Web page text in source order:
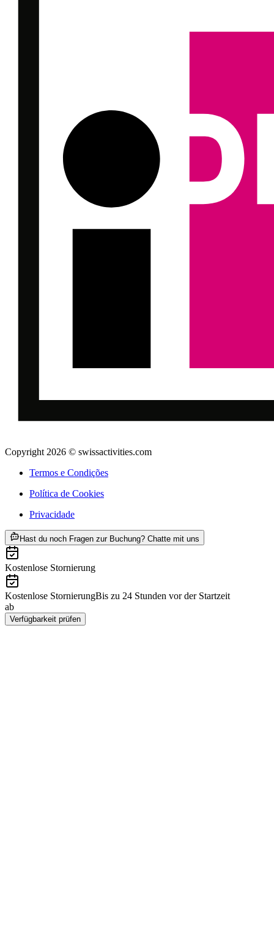
Copyright 2026 © swissactivities.com
Termos e Condições
Política de Cookies
Privacidade
Hast du noch Fragen zur Buchung? Chatte mit uns
Kostenlose Stornierung
Kostenlose StornierungBis zu 24 Stunden vor der Startzeit
ab
Verfügbarkeit prüfen